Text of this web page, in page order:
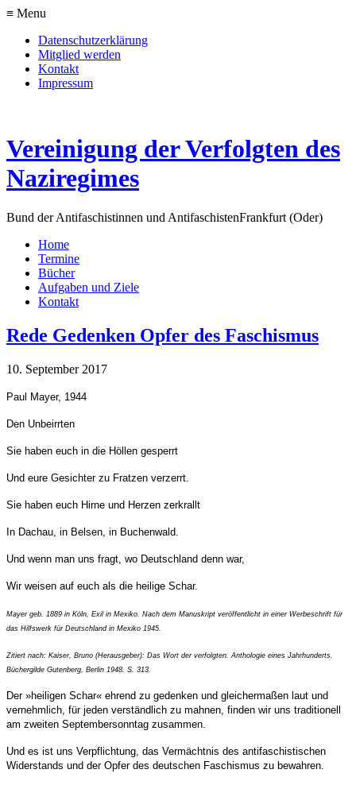
≡ Menu
Datenschutzerklärung
Mitglied werden
Kontakt
Impressum
Vereinigung der Verfolgten des
Naziregimes
Bund der Antifaschistinnen und AntifaschistenFrankfurt (Oder)
Home
Termine
Bücher
Aufgaben und Ziele
Kontakt
Rede Gedenken Opfer des Faschismus
10. September 2017
Paul Mayer, 1944
Den Unbeirrten
Sie haben euch in die Höllen gesperrt
Und eure Gesichter zu Fratzen verzerrt.
Sie haben euch Hirne und Herzen zerkrallt
In Dachau, in Belsen, in Buchenwald.
Und wenn man uns fragt, wo Deutschland denn war,
Wir weisen auf euch als die heilige Schar.
Mayer geb. 1889 in Köln, Exil in Mexiko. Nach dem Manuskript veröffentlicht in einer Werbeschrift für
das Hilfswerk für Deutschland in Mexiko 1945.
Zitiert nach: Kaiser, Bruno (Herausgeber): Das Wort der verfolgten. Anthologie eines Jahrhunderts.
Büchergilde Gutenberg, Berlin 1948. S. 313.
Der »heiligen Schar« ehrend zu gedenken und gleichermaßen laut und
vernehmlich, für jeden verständlich zu mahnen, finden wir uns traditionell
am zweiten Septembersonntag zusammen.
Und es ist uns Verpflichtung, das Vermächtnis des antifaschistischen
Widerstands und der Opfer des deutschen Faschismus zu bewahren.